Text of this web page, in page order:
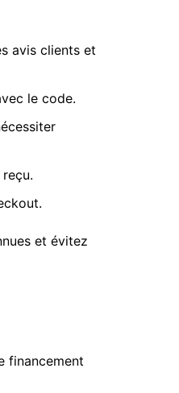
avis clients et
le code.
et évitez
financement